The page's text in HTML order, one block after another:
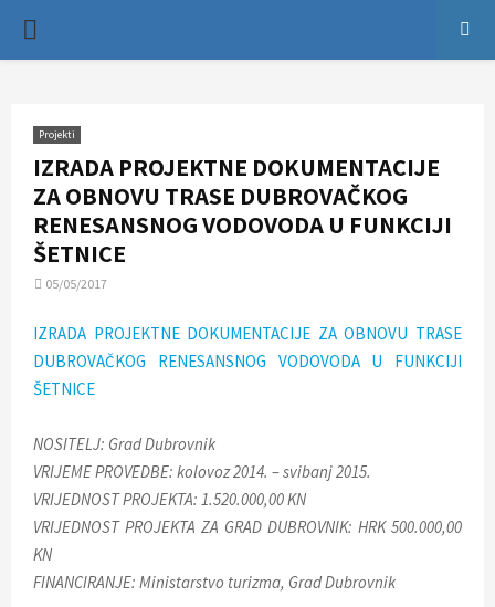
P
M
A
R
Y
M
E
N
Projekti
IZRADA PROJEKTNE DOKUMENTACIJE
ZA OBNOVU TRASE DUBROVAČKOG
RENESANSNOG VODOVODA U FUNKCIJI
ŠETNICE
05/05/2017
IZRADA PROJEKTNE DOKUMENTACIJE ZA OBNOVU TRASE
DUBROVAČKOG RENESANSNOG VODOVODA U FUNKCIJI
ŠETNICE
NOSITELJ: Grad Dubrovnik
VRIJEME PROVEDBE: kolovoz 2014. – svibanj 2015.
VRIJEDNOST PROJEKTA: 1.520.000,00 KN
VRIJEDNOST PROJEKTA ZA GRAD DUBROVNIK: HRK 500.000,00
KN
FINANCIRANJE: Ministarstvo turizma, Grad Dubrovnik